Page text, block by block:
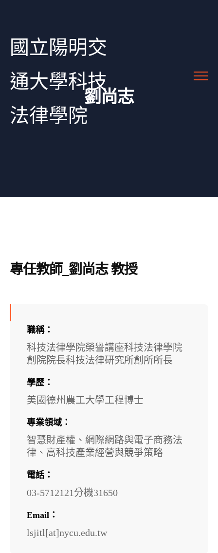
國立陽明交
通大學科技
法律學院
劉尚志
專任教師_劉尚志 教授
職稱：
科技法律學院榮譽講座科技法律學院
創院院長科技法律研究所創所所長
學歷：
美國德州農工大學工程博士
專業領域：
智慧財產權、網際網路與電子商務法
律、高科技產業經營與競爭策略
電話：
03-5712121分機31650
Email：
lsjitl[at]nycu.edu.tw